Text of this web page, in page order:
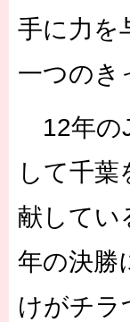
手に力を
一つのき
12年の
して千
献してい
年の決勝
けがチラ